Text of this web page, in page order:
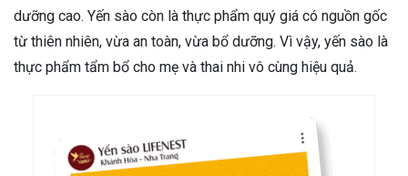
dưỡng cao. Yến sào còn là thực phẩm quý giá có nguồn gốc
từ thiên nhiên, vừa an toàn, vừa bổ dưỡng. Vì vậy, yến sào là
thực phẩm tẩm bổ cho mẹ và thai nhi vô cùng hiệu quả.